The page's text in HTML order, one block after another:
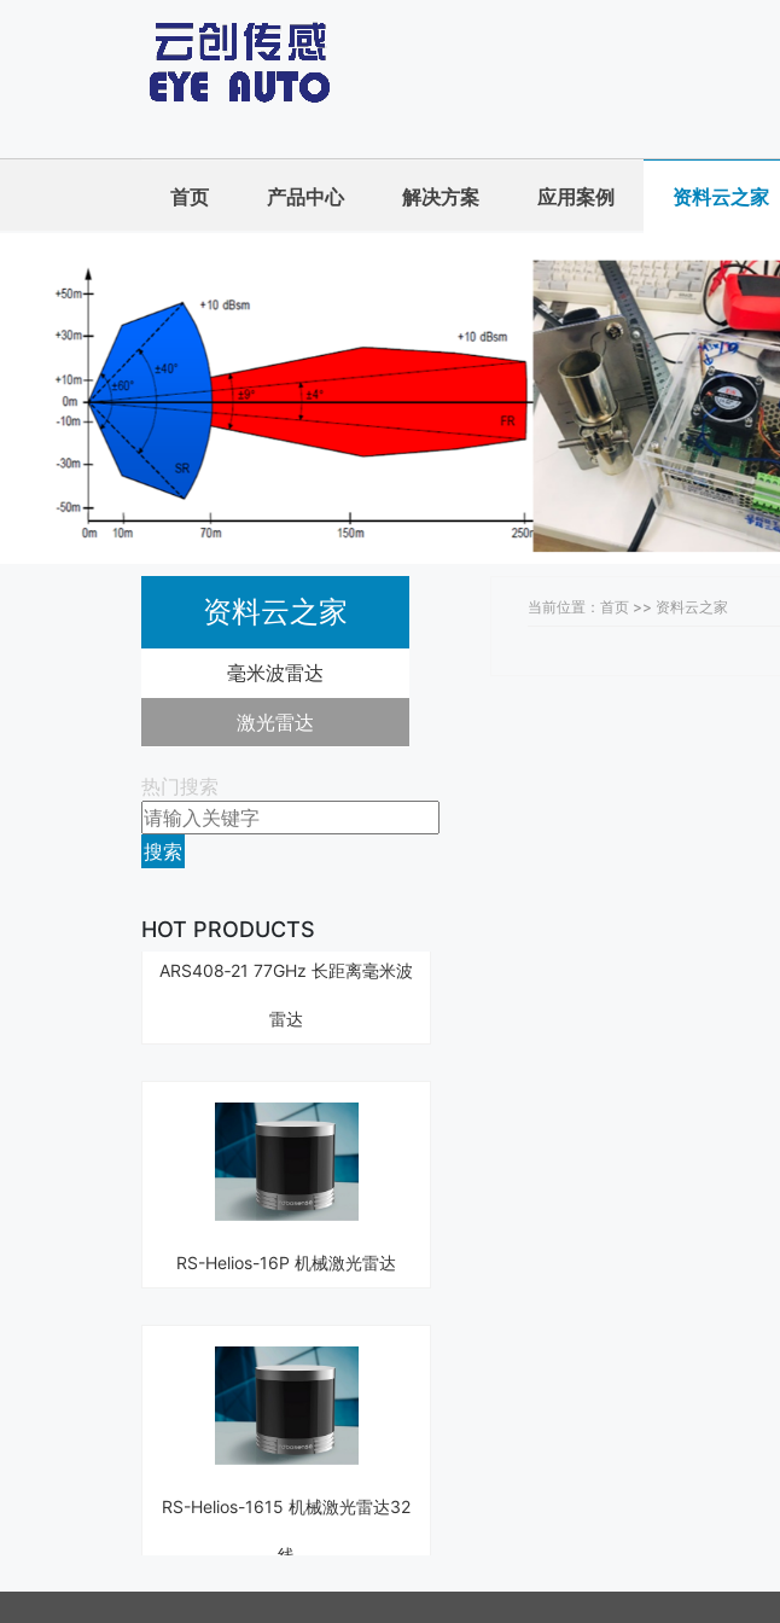
首页 产品中心 解决方案 应用案例 资料云之家
资料云之家
毫米波雷达
激光雷达
热门搜索
搜索
HOT PRODUCTS
ARS408‐21 77GHz 长距离毫米波
当前位置：首页 >> 资料云之家